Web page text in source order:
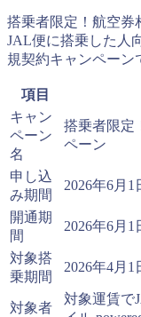
搭乗者限定！航空券
JAL便に搭乗した人
規契約キャンペーン
項目
キャン
ペーン
名
搭乗者限定
ペーン
申し込
み期間
2026年6月1
開通期
間
2026年6月1
対象搭
乗期間
2026年4月1
対象者
対象運賃で